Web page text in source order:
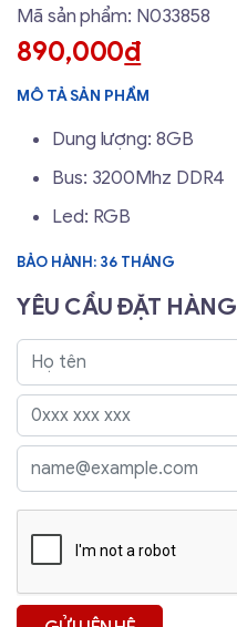
Mã sản phẩm: N033858
890,000đ
MÔ TẢ SẢN PHẨM
Dung lượng: 8GB
Bus: 3200Mhz DDR4
Led: RGB
BẢO HÀNH: 36 THÁNG
YÊU CẦU ĐẶT HÀNG